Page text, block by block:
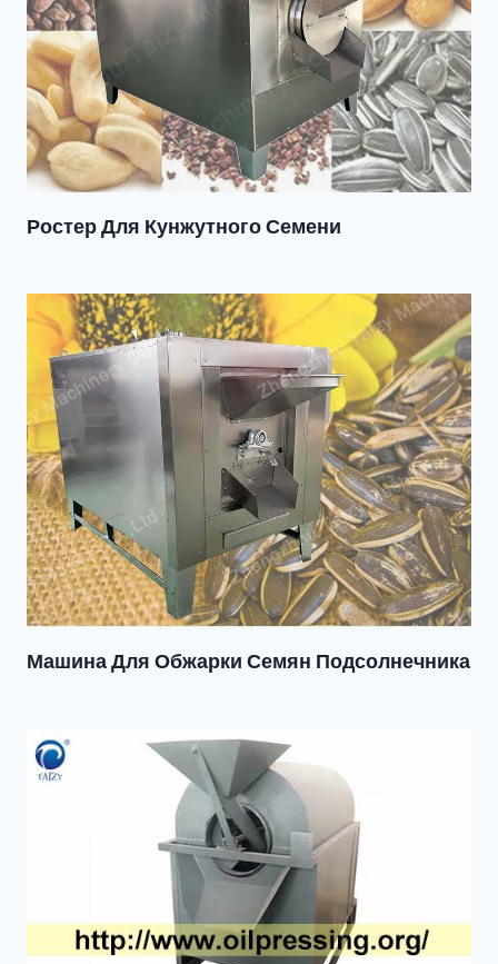
Ростер Для Кунжутного Семени
Машина Для Обжарки Семян Подсолнечника